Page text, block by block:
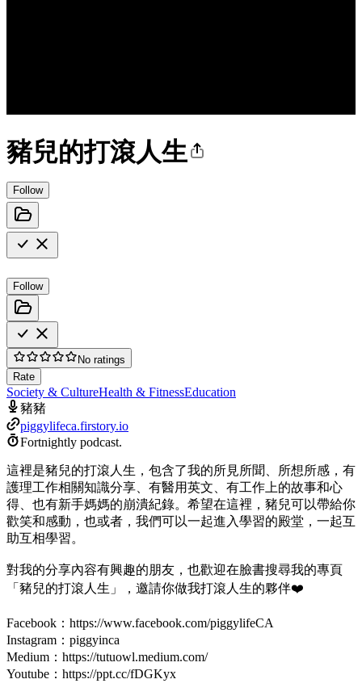
豬兒的打滾人生
Follow
Follow
No ratings
Rate
Society & CultureHealth & FitnessEducation
豬豬
piggylifeca.firstory.io
Fortnightly podcast.
這裡是豬兒的打滾人生，包含了我的所見所聞、所想所感，有
護理工作相關知識分享、有醫用英文、有工作上的故事和心
得、也有新手媽媽的崩潰紀錄。希望在這裡，豬兒可以帶給你
歡笑和感動，也或者，我們可以一起進入學習的殿堂，一起互
助互相學習。
對我的分享內容有興趣的朋友，也歡迎在臉書搜尋我的專頁
「豬兒的打滾人生」，邀請你做我打滾人生的夥伴❤️
Facebook：https://www.facebook.com/piggylifeCA
Instagram：piggyinca
Medium：https://tutuowl.medium.com/
Youtube：https://ppt.cc/fDGKyx